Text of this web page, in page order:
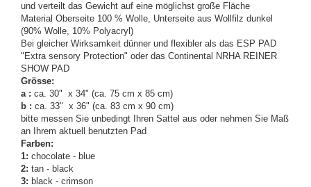
und verteilt das Gewicht auf eine möglichst große Fläche
Material Oberseite 100 % Wolle, Unterseite aus Wollfilz dunkel
(90% Wolle, 10% Polyacryl)
Bei gleicher Wirksamkeit dünner und flexibler als das ESP PAD
"Extra sensory Protection" oder das Continental NRHA REINER
SHOW PAD
Grösse:
a : ca. 30" x 34" (ca. 75 cm x 85 cm)
b : ca. 33" x 36" (ca. 83 cm x 90 cm)
bitte messen Sie unbedingt Ihren Sattel aus oder nehmen Sie Maß
an Ihrem aktuell benutzten Pad
Farben:
1: chocolate - blue
2: tan - black
3: black - crimson